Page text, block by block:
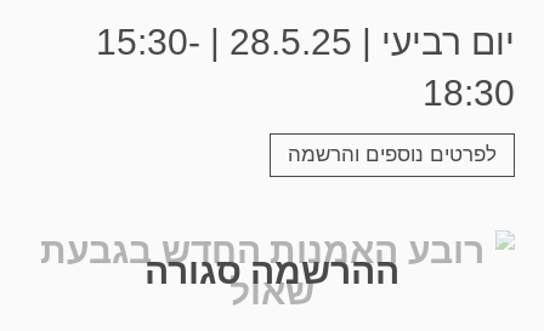
יום רביעי | 28.5.25 | 15:30-
18:30
לפרטים נוספים והרשמה
ההרשמה סגורה